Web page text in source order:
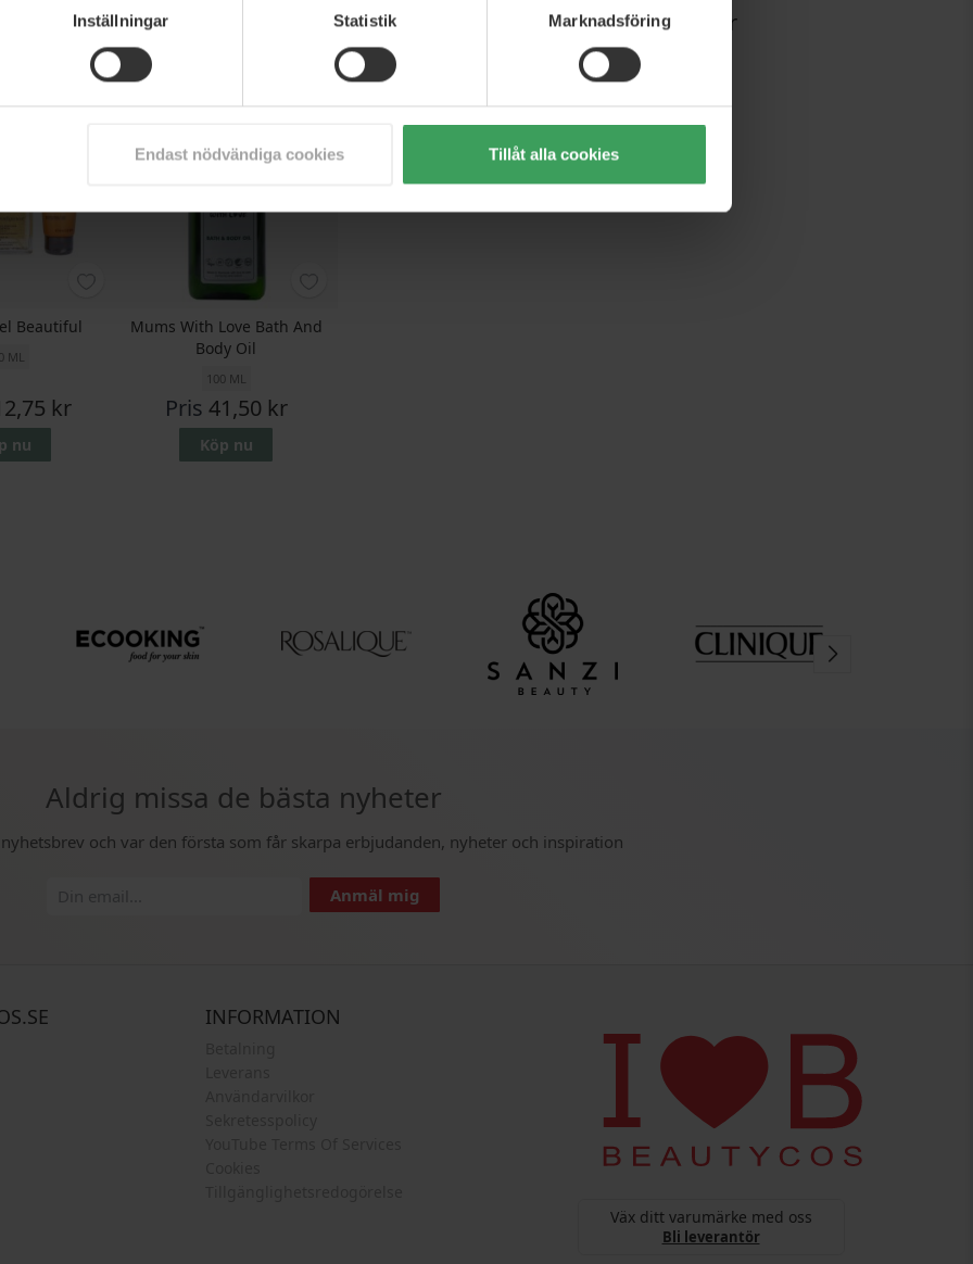
Inställningar Statistik Marknadsföring
Endast nödvändiga cookies Tillåt alla cookies
kr Pris Pris Pris 279,75 kr
Beautiful
ML
kr
nu
Mums With Love Bath And
Body Oil
100 ML
Pris 41,50 kr
Köp nu
Aldrig missa de bästa nyheter
och var den första som får skarpa erbjudanden, nyheter och inspiration
Anmäl mig
INFORMATION
Väx ditt varumärke med oss
Bli leverantör